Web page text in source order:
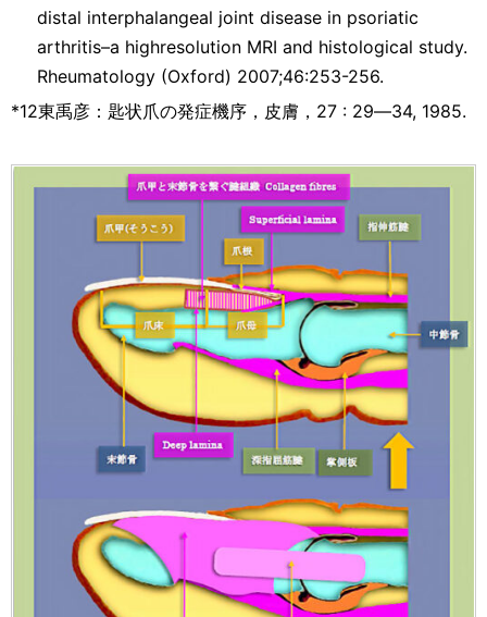
distal interphalangeal joint disease in psoriatic
arthritis–a highresolution MRI and histological study.
Rheumatology (Oxford) 2007;46:253-256.
*12東禹彦：匙状爪の発症機序，皮膚，27 : 29―34, 1985.